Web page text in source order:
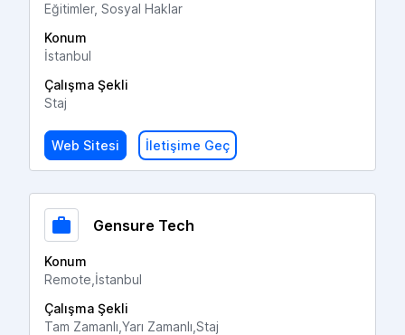
Eğitimler, Sosyal Haklar
Konum
İstanbul
Çalışma Şekli
Staj
Web Sitesi İletişime Geç
Gensure Tech
Konum
Remote,İstanbul
Çalışma Şekli
Tam Zamanlı,Yarı Zamanlı,Staj